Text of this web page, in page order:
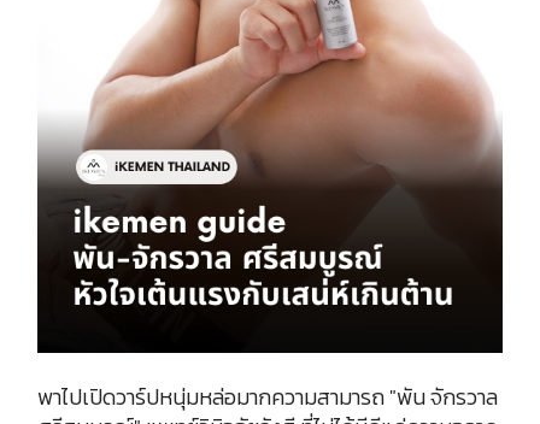
พาไปเปิดวาร์ปหนุ่มหล่อมากความสามารถ "พัน จักรวาล